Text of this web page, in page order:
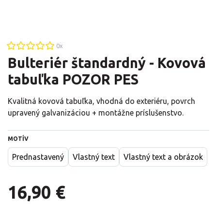
0x
Bulteriér štandardný - Kovová
tabuľka POZOR PES
Kvalitná kovová tabuľka, vhodná do exteriéru, povrch
upravený galvanizáciou + montážne príslušenstvo.
MOTÍV
Prednastavený Vlastný text Vlastný text a obrázok
16,90 €